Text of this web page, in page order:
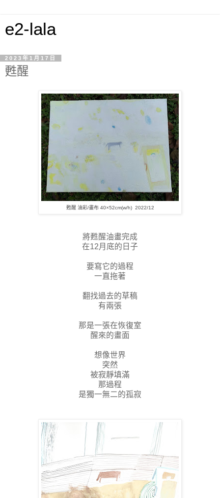
e2-lala
2023年1月17日
甦醒
甦醒 油彩/畫布 40×52cm(w/h) 2022/12
將甦醒油畫完成
在12月底的日子
要寫它的過程
一直拖著
翻找過去的草稿
有兩張
那是一張在恢復室
醒來的畫面
想像世界
突然
被寂靜填滿
那過程
是獨一無二的孤寂